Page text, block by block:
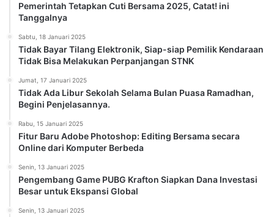
Pemerintah Tetapkan Cuti Bersama 2025, Catat! ini
Tanggalnya
Sabtu, 18 Januari 2025
Tidak Bayar Tilang Elektronik, Siap-siap Pemilik Kendaraan
Tidak Bisa Melakukan Perpanjangan STNK
Jumat, 17 Januari 2025
Tidak Ada Libur Sekolah Selama Bulan Puasa Ramadhan,
Begini Penjelasannya.
Rabu, 15 Januari 2025
Fitur Baru Adobe Photoshop: Editing Bersama secara
Online dari Komputer Berbeda
Senin, 13 Januari 2025
Pengembang Game PUBG Krafton Siapkan Dana Investasi
Besar untuk Ekspansi Global
Senin, 13 Januari 2025